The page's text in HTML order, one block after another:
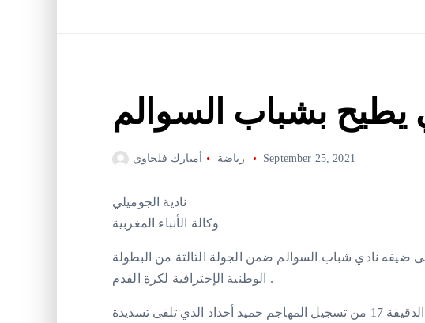
يطيح بشباب السوالم
أمبارك فلحاوي رياضة September 25, 2021
نادية الجوميلي
وكالة الأنباء المغربية
ضيفه نادي شباب السوالم ضمن الجولة الثالثة من البطولة
الوطنية الإحترافية لكرة القدم .
و قد جاء الهدف الأول في المباراة عند الدقيقة 17 من تسجيل المهاجم حميد أحداد الذي تلقى تسديدة